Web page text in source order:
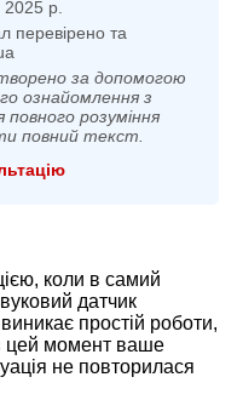
р.
перевірено та
за допомогою
ознайомлення з
розуміння
повний текст.
коли в самий
датчик
простій роботи,
цей момент ваше
не повторилася